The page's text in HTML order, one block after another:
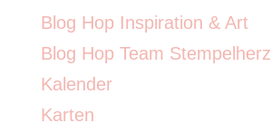
Blog Hop Inspiration & Art
Blog Hop Team Stempelherz
Kalender
Karten